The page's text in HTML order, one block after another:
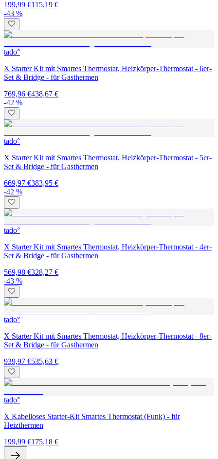
199,99 €115,19 €
-43 %
tado°
X Starter Kit mit Smartes Thermostat, Heizkörper-Thermostat - 6er-
Set & Bridge - für Gasthermen
769,96 €438,67 €
-42 %
tado°
X Starter Kit mit Smartes Thermostat, Heizkörper-Thermostat - 5er-
Set & Bridge - für Gasthermen
669,97 €383,95 €
-42 %
tado°
X Starter Kit mit Smartes Thermostat, Heizkörper-Thermostat - 4er-
Set & Bridge - für Gasthermen
569,98 €328,27 €
-43 %
tado°
X Starter Kit mit Smartes Thermostat, Heizkörper-Thermostat - 8er-
Set & Bridge - für Gasthermen
939,97 €535,63 €
tado°
X Kabelloses Starter-Kit Smartes Thermostat (Funk) - für
Heizthermen
199,99 €175,18 €